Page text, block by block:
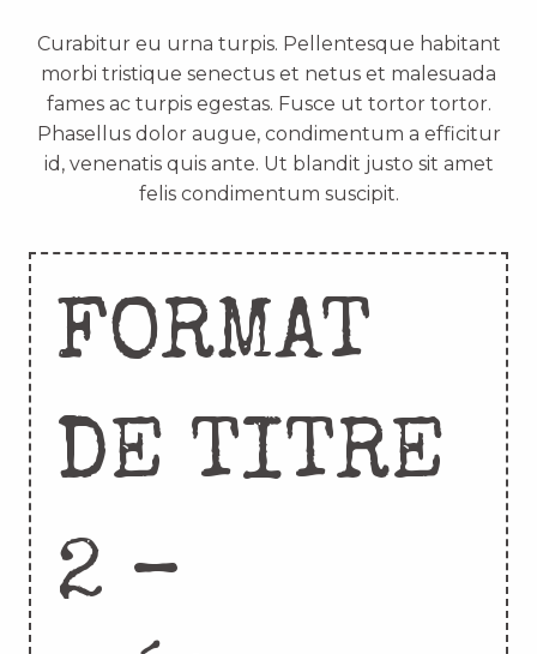
Curabitur eu urna turpis. Pellentesque habitant
morbi tristique senectus et netus et malesuada
fames ac turpis egestas. Fusce ut tortor tortor.
Phasellus dolor augue, condimentum a efficitur
id, venenatis quis ante. Ut blandit justo sit amet
felis condimentum suscipit.
FORMAT
DE TITRE
2 –